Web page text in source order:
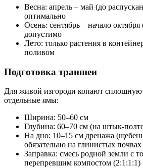
Весна: апрель – май (до
оптимально
Осень: сентябрь – начало
допустимо
Лето: только растения в
поливом
Подготовка траншеи
Для живой изгороди копают
отдельные ямы:
Ширина: 50–60 см
Глубина: 60–70 см (на штык-
На дно: 10–15 см дренажа
обязательно на глинистых почвах
Заправка: смесь родной земли с
перепревшим компостом (2:1:1:1)